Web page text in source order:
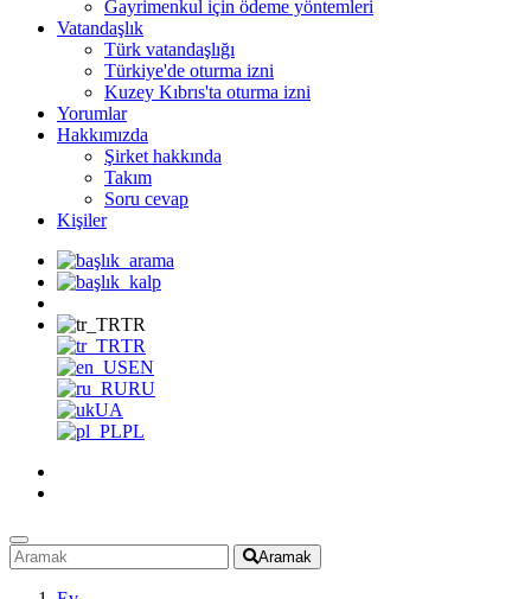
Gayrimenkul için ödeme yöntemleri
Vatandaşlık
Türk vatandaşlığı
Türkiye'de oturma izni
Kuzey Kıbrıs'ta oturma izni
Yorumlar
Hakkımızda
Şirket hakkında
Takım
Soru cevap
Kişiler
TR
TR
EN
RU
UA
PL
Aramak